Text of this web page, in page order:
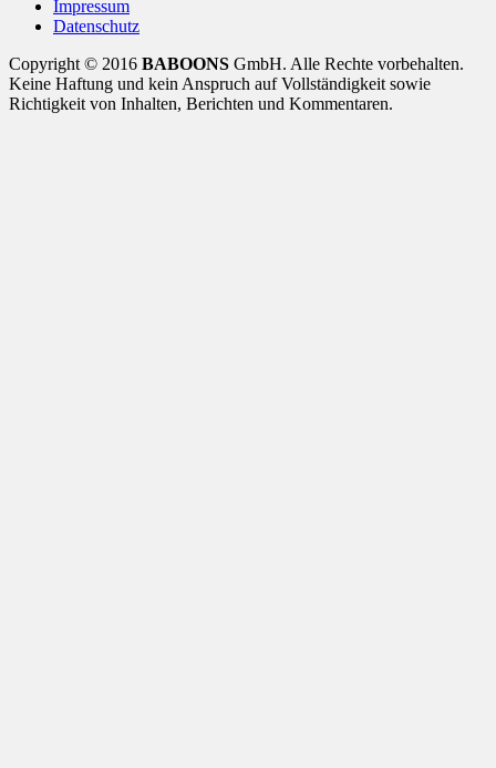
Impressum
Datenschutz
Copyright © 2016 BABOONS GmbH. Alle Rechte vorbehalten.
Keine Haftung und kein Anspruch auf Vollständigkeit sowie
Richtigkeit von Inhalten, Berichten und Kommentaren.